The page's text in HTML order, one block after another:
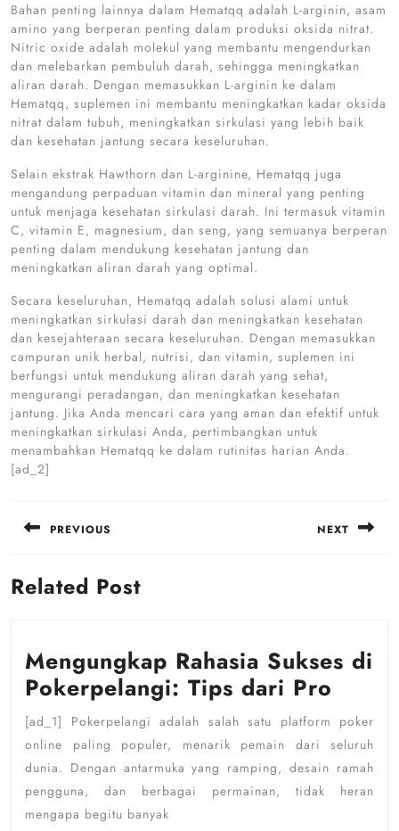
Bahan penting lainnya dalam Hematqq adalah L-arginin, asam
amino yang berperan penting dalam produksi oksida nitrat.
Nitric oxide adalah molekul yang membantu mengendurkan
dan melebarkan pembuluh darah, sehingga meningkatkan
aliran darah. Dengan memasukkan L-arginin ke dalam
Hematqq, suplemen ini membantu meningkatkan kadar oksida
nitrat dalam tubuh, meningkatkan sirkulasi yang lebih baik
dan kesehatan jantung secara keseluruhan.
Selain ekstrak Hawthorn dan L-arginine, Hematqq juga
mengandung perpaduan vitamin dan mineral yang penting
untuk menjaga kesehatan sirkulasi darah. Ini termasuk vitamin
C, vitamin E, magnesium, dan seng, yang semuanya berperan
penting dalam mendukung kesehatan jantung dan
meningkatkan aliran darah yang optimal.
Secara keseluruhan, Hematqq adalah solusi alami untuk
meningkatkan sirkulasi darah dan meningkatkan kesehatan
dan kesejahteraan secara keseluruhan. Dengan memasukkan
campuran unik herbal, nutrisi, dan vitamin, suplemen ini
berfungsi untuk mendukung aliran darah yang sehat,
mengurangi peradangan, dan meningkatkan kesehatan
jantung. Jika Anda mencari cara yang aman dan efektif untuk
meningkatkan sirkulasi Anda, pertimbangkan untuk
menambahkan Hematqq ke dalam rutinitas harian Anda.
[ad_2]
navigation
PREVIOUS
Previous
post:
NEXT
Related Post
Mengungkap Rahasia Sukses di
Pokerpelangi: Tips dari Pro
di
[ad_1] Pokerpelangi adalah salah satu platform poker
online paling populer, menarik pemain dari seluruh
dunia. Dengan antarmuka yang ramping, desain ramah
pengguna, dan berbagai permainan, tidak heran
mengapa begitu banyak